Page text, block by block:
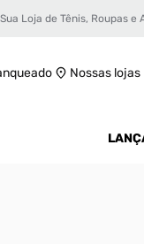
Loja de Tênis, Roupas e
Nossas lojas
Nike Nrg